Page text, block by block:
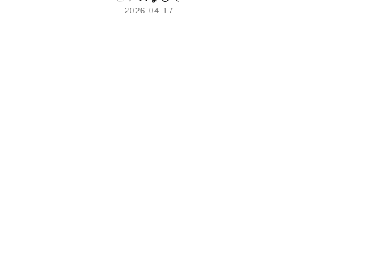
2026-04-17